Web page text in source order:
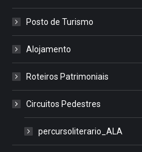
Posto de Turismo
Alojamento
Roteiros Patrimoniais
Circuitos Pedestres
percursoliterario_ALA